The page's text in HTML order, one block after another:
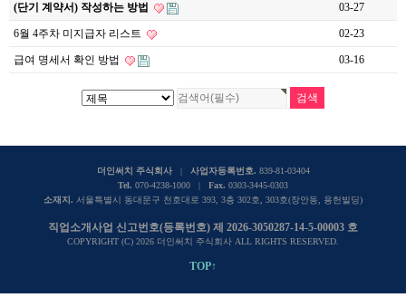
(단기 계약서) 작성하는 방법 03-27
6월 4주차 미지급자 리스트 02-23
급여 명세서 확인 방법 03-16
더인써치 주식회사| 사업자등록번호. 839-81-03404
Tel. 070-4238-1000 | Fax. 0303-3445-0303
소재지. 서울특별시 동대문구 천호대로 393, 3층 302호, 303호(장안동, 용헌빌딩)
직업소개사업 신고번호(등록번호) 제 2026-3050287-14-5-00003 호
COPYRIGHT (C) 2026 더인써치 주식회사 ALL RIGHTS RESERVED.
TOP↑